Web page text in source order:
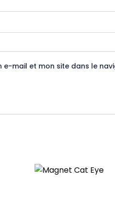
e-mail et mon site dans le